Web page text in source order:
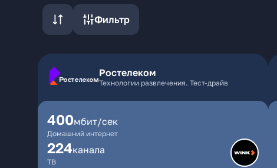
Фильтр
Ростелеком
Технологии развлечения. Тест-драйв
400мбит/сек
Домашний интернет
224каналa
ТВ